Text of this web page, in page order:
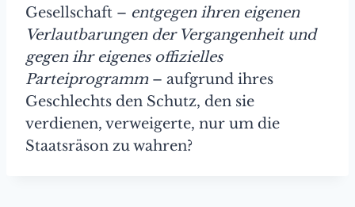
Gesellschaft – entgegen ihren eigenen
Verlautbarungen der Vergangenheit und
gegen ihr eigenes offizielles
Parteiprogramm – aufgrund ihres
Geschlechts den Schutz, den sie
verdienen, verweigerte, nur um die
Staatsräson zu wahren?